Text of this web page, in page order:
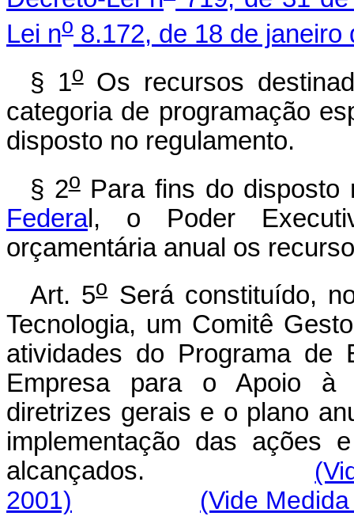
Lei no 8.172, de 18 de janeiro
§ 1oOs recursos
categoria de programação
disposto no regulamento.
§ 2oPara fins do
Federal, o Poder
orçamentária anual os
Art. 5oSerá constituído,
Tecnologia, um Comitê
atividades do Programa de
Empresa para o Apoio à
diretrizes gerais e o plano
implementação das ações
alcançados.
2001)
(Vide